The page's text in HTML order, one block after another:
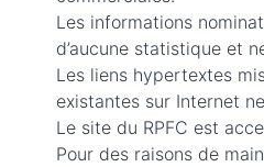
Les informations
d’aucune statistique et
Les liens hypertextes
existantes sur Internet
Le site du RPFC est
Pour des raisons de